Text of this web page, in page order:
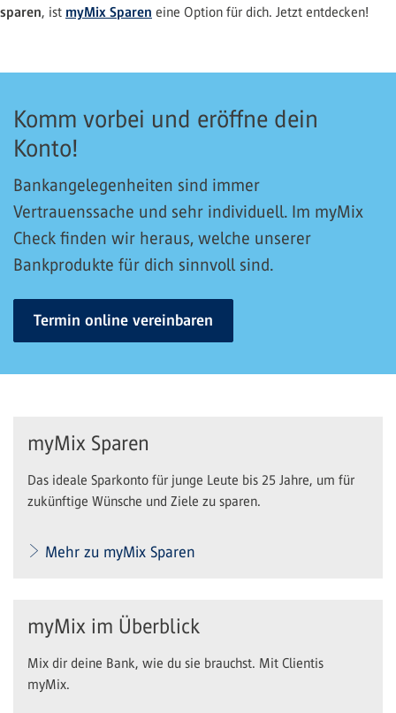
sparen, ist myMix Sparen eine Option für dich. Jetzt entdecken!
Komm vorbei und eröffne dein
Konto!
Bankangelegenheiten sind immer
Vertrauenssache und sehr individuell. Im myMix
Check finden wir heraus, welche unserer
Bankprodukte für dich sinnvoll sind.
Termin online vereinbaren
myMix Sparen
Das ideale Sparkonto für junge Leute bis 25 Jahre, um für
zukünftige Wünsche und Ziele zu sparen.
Mehr zu myMix Sparen
myMix im Überblick
Mix dir deine Bank, wie du sie brauchst. Mit Clientis
myMix.